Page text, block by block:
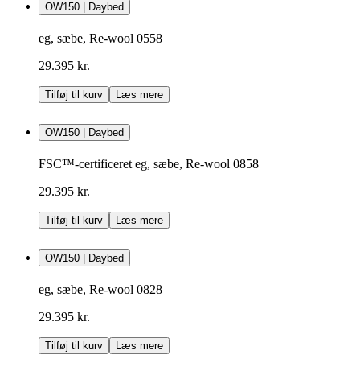
OW150 | Daybed
eg, sæbe, Re-wool 0558
29.395 kr.
Tilføj til kurv Læs mere
OW150 | Daybed
FSC™-certificeret eg, sæbe, Re-wool 0858
29.395 kr.
Tilføj til kurv Læs mere
OW150 | Daybed
eg, sæbe, Re-wool 0828
29.395 kr.
Tilføj til kurv Læs mere